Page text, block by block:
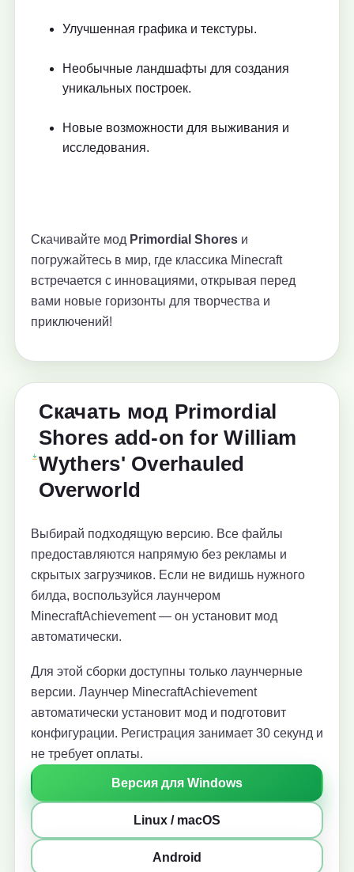
Улучшенная графика и текстуры.
Необычные ландшафты для создания
уникальных построек.
Новые возможности для выживания и
исследования.
Скачивайте мод Primordial Shores и
погружайтесь в мир, где классика Minecraft
встречается с инновациями, открывая перед
вами новые горизонты для творчества и
приключений!
Скачать мод Primordial
Shores add-on for William
Wythers' Overhauled
Overworld
Выбирай подходящую версию. Все файлы
предоставляются напрямую без рекламы и
скрытых загрузчиков. Если не видишь нужного
билда, воспользуйся лаунчером
MinecraftAchievement — он установит мод
автоматически.
Для этой сборки доступны только лаунчерные
версии. Лаунчер MinecraftAchievement
автоматически установит мод и подготовит
конфигурации. Регистрация занимает 30 секунд и
не требует оплаты.
Версия для Windows
Linux / macOS
Android